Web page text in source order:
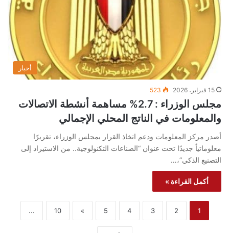
أخبار
15 فبراير، 2026 523
مجلس الوزراء : 2.7% مساهمة أنشطة الاتصالات
والمعلومات في الناتج المحلي الإجمالي
أصدر مركز المعلومات ودعم اتخاذ القرار بمجلس الوزراء، تقريرًا
معلوماتياً جديدًا تحت عنوان “الصناعات التكنولوجية.. من الاستيراد إلى
التصنيع الذكي”،…
أكمل القراءة »
1
2
3
4
5
»
10
...